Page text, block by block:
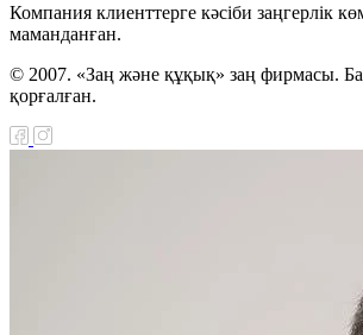
қорынан
Компания клиенттерге кәсіби заңгерлік
маманданған.
© 2007. «Заң және құқық» заң фирмасы.
қорғалған.